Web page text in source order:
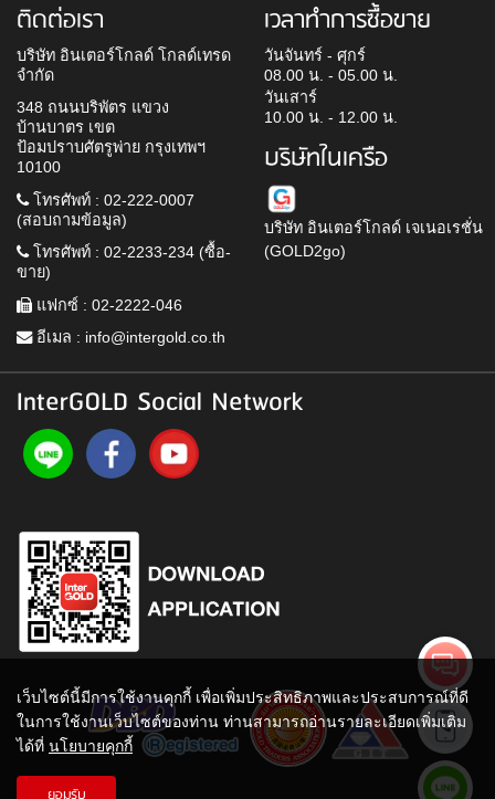
ติดต่อเรา
บริษัท อินเตอร์โกลด์ โกลด์เทรด
จำกัด
348 ถนนบริพัตร แขวง
บ้านบาตร เขต
ป้อมปราบศัตรูพ่าย กรุงเทพฯ
10100
โทรศัพท์ : 02-222-0007
(สอบถามข้อมูล)
โทรศัพท์ : 02-2233-234 (ซื้อ-
ขาย)
แฟกซ์ : 02-2222-046
อีเมล : info@intergold.co.th
เวลาทำการซื้อขาย
วันจันทร์ - ศุกร์
08.00 น. - 05.00 น.
วันเสาร์
10.00 น. - 12.00 น.
บริษัทในเครือ
บริษัท อินเตอร์โกลด์ เจเนอเรชั่น
(GOLD2go)
InterGOLD Social Network
เว็บไซต์นี้มีการใช้งานคุกกี้ เพื่อเพิ่มประสิทธิภาพและประสบการณ์ที่ดี
ในการใช้งานเว็บไซต์ของท่าน ท่านสามารถอ่านรายละเอียดเพิ่มเติม
ได้ที่ นโยบายคุกกี้